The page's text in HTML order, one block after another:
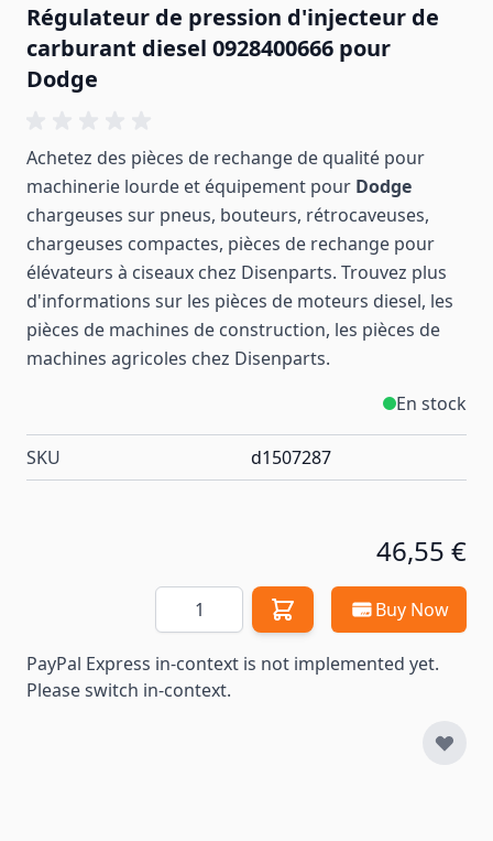
Régulateur de pression d'injecteur de
carburant diesel 0928400666 pour
Dodge
Achetez des pièces de rechange de qualité pour
machinerie lourde et équipement pour Dodge
chargeuses sur pneus, bouteurs, rétrocaveuses,
chargeuses compactes, pièces de rechange pour
élévateurs à ciseaux chez Disenparts. Trouvez plus
d'informations sur les pièces de moteurs diesel, les
pièces de machines de construction, les pièces de
machines agricoles chez Disenparts.
En stock
SKU d1507287
46,55 €
Quantité Buy Now
PayPal Express in-context is not implemented yet.
Please switch in-context.